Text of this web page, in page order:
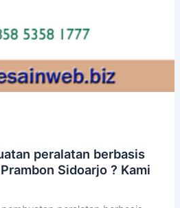
peralatan berbasis
Sidoarjo ? Kami